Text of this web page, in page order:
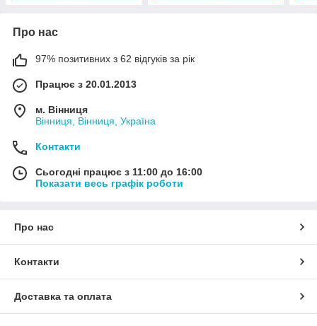
Про нас
97% позитивних з 62 відгуків за рік
Працює з 20.01.2013
м. Вінниця
Вінниця, Вінниця, Україна
Контакти
Сьогодні працює з 11:00 до 16:00
Показати весь графік роботи
Про нас
Контакти
Доставка та оплата